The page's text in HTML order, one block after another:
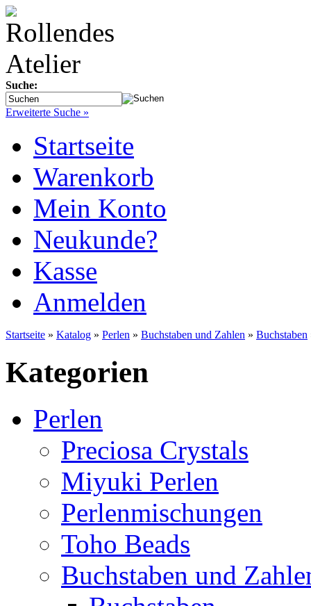
Suche:
Erweiterte Suche »
Startseite
Warenkorb
Mein Konto
Neukunde?
Kasse
Anmelden
Startseite » Katalog » Perlen » Buchstaben und Zahlen » Buchstaben
Kategorien
Perlen
Preciosa Crystals
Miyuki Perlen
Perlenmischungen
Toho Beads
Buchstaben und